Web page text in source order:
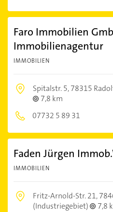
Faro Immobilien
Immobilienagentur
IMMOBILIEN
Spitalstr. 5,78315
7,8 km
07732 5 89 31
Faden Jürgen
IMMOBILIEN
Fritz-Arnold-Str. 21,
(Industriegebiet)
7,8